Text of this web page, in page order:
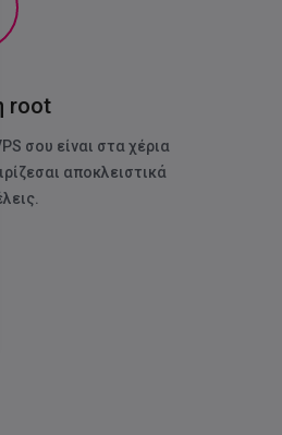
root
σου είναι στα χέρια
αποκλειστικά